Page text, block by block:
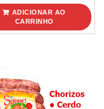
ADICIONAR AO
CARRINHO